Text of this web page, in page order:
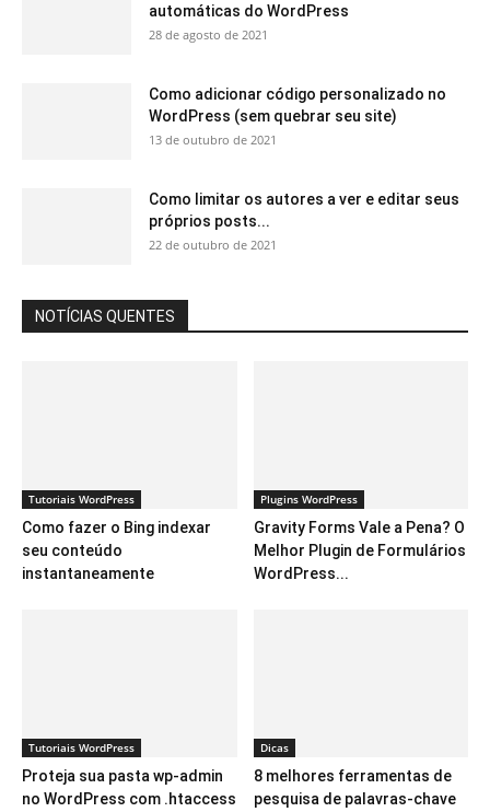
automáticas do WordPress
28 de agosto de 2021
Como adicionar código personalizado no
WordPress (sem quebrar seu site)
13 de outubro de 2021
Como limitar os autores a ver e editar seus
próprios posts...
22 de outubro de 2021
NOTÍCIAS QUENTES
Tutoriais WordPress
Como fazer o Bing indexar
seu conteúdo
instantaneamente
Plugins WordPress
Gravity Forms Vale a Pena? O
Melhor Plugin de Formulários
WordPress...
Tutoriais WordPress
Proteja sua pasta wp-admin
no WordPress com .htaccess
Dicas
8 melhores ferramentas de
pesquisa de palavras-chave